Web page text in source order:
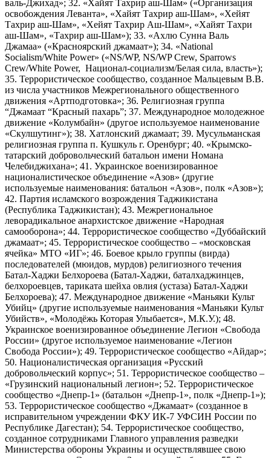
валь-Джихад»; 32. «Хайят Тахрир аш-Шам» («Организация
освобождения Леванта», «Хайят Тахрир аш-Шам», «Хейят
Тахрир аш-Шам», «Хейят Тахрир Аш-Шам», «Хайят Тахри
аш-Шам», «Тахрир аш-Шам»); 33. «Ахлю Сунна Валь
Джамаа» («Красноярский джамаат»); 34. «National
Socialism/White Power» («NS/WP, NS/WP Crew, Sparrows
Crew/White Power, Национал-социализм/Белая сила, власть»);
35. Террористическое сообщество, созданное Мальцевым В.В.
из числа участников Межрегионального общественного
движения «Артподготовка»; 36. Религиозная группа
“Джамаат “Красный пахарь”; 37. Международное молодежное
движение «Колумбайн» (другое используемое наименование
«Скулшутинг»); 38. Хатлонский джамаат; 39. Мусульманская
религиозная группа п. Кушкуль г. Оренбург; 40. «Крымско-
татарский добровольческий батальон имени Номана
Челебиджихана»; 41. Украинское военизированное
националистическое объединение «Азов» (другие
используемые наименования: батальон «Азов», полк «Азов»);
42. Партия исламского возрождения Таджикистана
(Республика Таджикистан); 43. Межрегиональное
леворадикальное анархистское движение «Народная
самооборона»; 44. Террористическое сообщество «Дуббайский
джамаат»; 45. Террористическое сообщество – «московская
ячейка» МТО «ИГ»; 46. Боевое крыло группы (вирда)
последователей (мюидов, мурдов) религиозного течения
Батал-Хаджи Белхороева (Батал-Хаджи, баталхаджинцев,
белхороевцев, тариката шейха овлия (устаза) Батал-Хаджи
Белхороева); 47. Международное движение «Маньяки Культ
Убийц» (другие используемые наименования «Маньяки Культ
Убийств», «Молодёжь Которая Улыбается», М.К.У.); 48.
Украинское военизированное объединение Легион «Свобода
России» (другое используемое наименование «Легион
Свобода России»); 49. Террористическое сообщество «Айдар»;
50. Националистическая организация «Русский
добровольческий корпус»; 51. Террористическое сообщество –
«Грузинский национальный легион»; 52. Террористическое
сообщество «Днепр-1» (батальон «Днепр-1», полк «Днепр-1»);
53. Террористическое сообщество «Джамаат» (созданное в
исправительном учреждении ФКУ ИК-7 УФСИН России по
Республике Дагестан); 54. Террористическое сообщество,
созданное сотрудниками Главного управления разведки
Министерства обороны Украины и осуществлявшее свою